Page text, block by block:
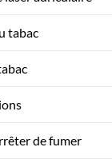
tabac
de fumer